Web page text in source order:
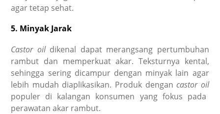
agar tetap sehat.
5. Minyak Jarak
Castor oil dikenal dapat merangsang pertumbuhan
rambut dan memperkuat akar. Teksturnya kental,
sehingga sering dicampur dengan minyak lain agar
lebih mudah diaplikasikan. Produk dengan castor oil
populer di kalangan konsumen yang fokus pada
perawatan akar rambut.